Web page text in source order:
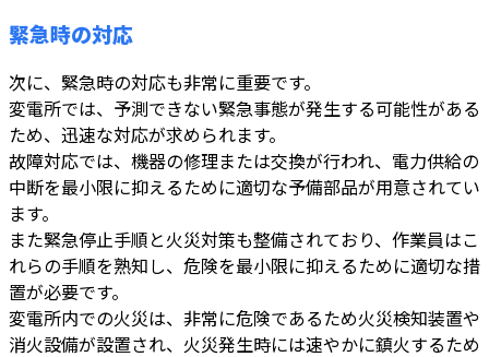
緊急時の対応
次に、緊急時の対応も非常に重要です。
変電所では、予測できない緊急事態が発生する可能性がある
ため、迅速な対応が求められます。
故障対応では、機器の修理または交換が行われ、電力供給の
中断を最小限に抑えるために適切な予備部品が用意されてい
ます。
また緊急停止手順と火災対策も整備されており、作業員はこ
れらの手順を熟知し、危険を最小限に抑えるために適切な措
置が必要です。
変電所内での火災は、非常に危険であるため火災検知装置や
消火設備が設置され、火災発生時には速やかに鎮火するため